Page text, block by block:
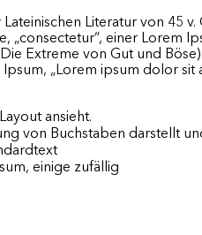
Literatur von 45
einer Lorem
Extreme von Gut und
„Lorem ipsum dolor
ansieht.
von Buchstaben darstellt
einige zufällig